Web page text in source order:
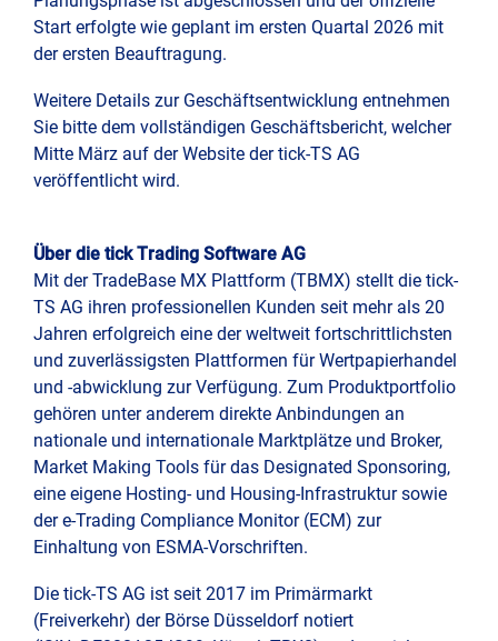
Start erfolgte wie geplant im ersten Quartal 2026 mit
der ersten Beauftragung.
Weitere Details zur Geschäftsentwicklung entnehmen
Sie bitte dem vollständigen Geschäftsbericht, welcher
Mitte März auf der Website der tick-TS AG
veröffentlicht wird.
Über die tick Trading Software AG
Mit der TradeBase MX Plattform (TBMX) stellt die tick-
TS AG ihren professionellen Kunden seit mehr als 20
Jahren erfolgreich eine der weltweit fortschrittlichsten
und zuverlässigsten Plattformen für Wertpapierhandel
und -abwicklung zur Verfügung. Zum Produktportfolio
gehören unter anderem direkte Anbindungen an
nationale und internationale Marktplätze und Broker,
Market Making Tools für das Designated Sponsoring,
eine eigene Hosting- und Housing-Infrastruktur sowie
der e-Trading Compliance Monitor (ECM) zur
Einhaltung von ESMA-Vorschriften.
Die tick-TS AG ist seit 2017 im Primärmarkt
(Freiverkehr) der Börse Düsseldorf notiert